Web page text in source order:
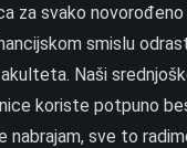
za svako
smislu
Naši
koriste potpuno
nabrajam, sve to